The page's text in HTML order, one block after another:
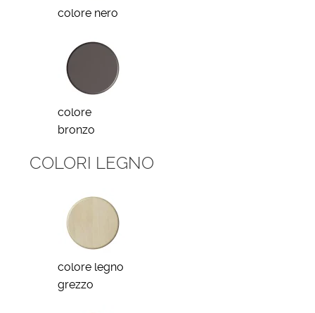
colore nero
colore
bronzo
COLORI LEGNO
colore legno
grezzo